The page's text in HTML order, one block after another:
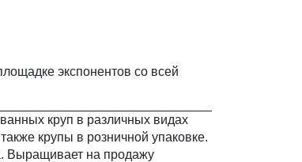
экспонентов со всей
круп в различных видах
крупы в розничной упаковке.
Выращивает на продажу